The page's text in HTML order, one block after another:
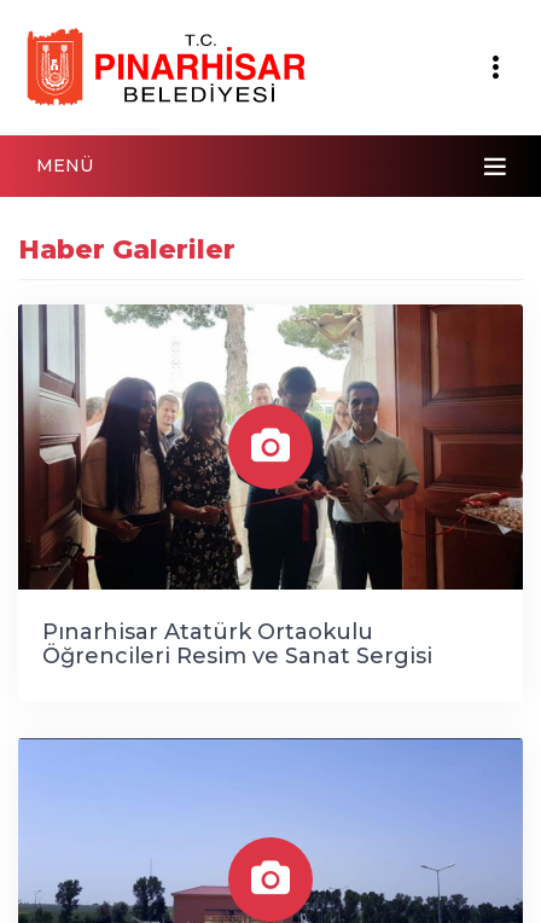
MENÜ
Haber Galeriler
Pınarhisar Atatürk Ortaokulu
Öğrencileri Resim ve Sanat Sergisi